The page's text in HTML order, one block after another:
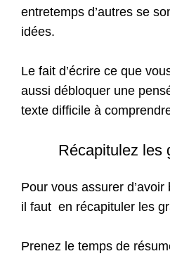
entretemps d’autres se
idées.
Le fait d’écrire ce que
aussi débloquer une
texte difficile à
Récapitulez les
Pour vous assurer
il faut en récapituler les
Prenez le temps de